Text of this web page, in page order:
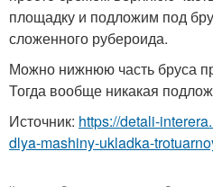
площадку и подложим под
сложенного рубероида.
Можно нижнюю часть бруса
Тогда вообще никакая
Источник: https://detali-
dlya-mashiny-ukladka-